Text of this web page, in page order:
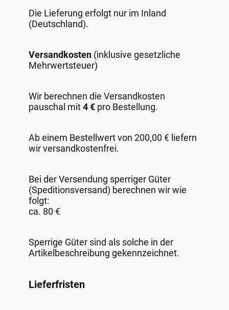
Die Lieferung erfolgt nur im Inland
(Deutschland).
Versandkosten (inklusive gesetzliche
Mehrwertsteuer)
Wir berechnen die Versandkosten
pauschal mit4 € pro Bestellung.
Ab einem Bestellwert von 200,00 € liefern
wir versandkostenfrei.
Bei der Versendung sperriger Güter
(Speditionsversand) berechnen wir wie
folgt:
ca. 80 €
Sperrige Güter sind als solche in der
Artikelbeschreibung gekennzeichnet.
Lieferfristen